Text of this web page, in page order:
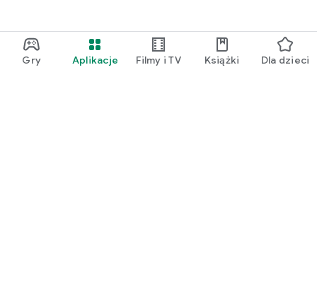
Gry Aplikacje Filmy i TV Książki Dla dzieci